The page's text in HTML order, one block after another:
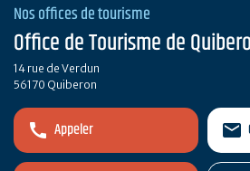
Nos offices de tourisme
Office de Tourisme de
14 rue de Verdun
56170 Quiberon
Appeler